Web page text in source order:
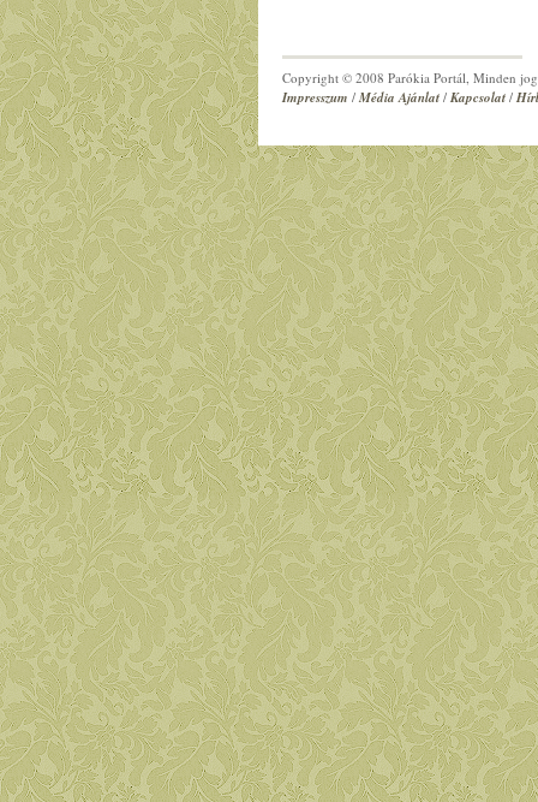
Copyright © 2008 Parókia Portál, Minden
Impresszum / Média Ajánlat / Kapcsolat /